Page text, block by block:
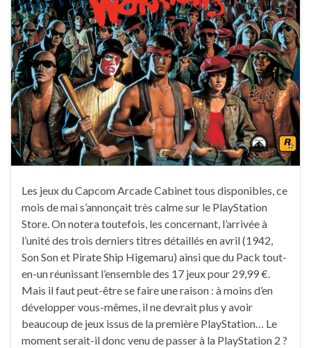
Les jeux du Capcom Arcade Cabinet tous disponibles, ce
mois de mai s’annonçait très calme sur le PlayStation
Store. On notera toutefois, les concernant, l’arrivée à
l’unité des trois derniers titres détaillés en avril (1942,
Son Son et Pirate Ship Higemaru) ainsi que du Pack tout-
en-un réunissant l’ensemble des 17 jeux pour 29,99 €.
Mais il faut peut-être se faire une raison : à moins d’en
développer vous-mêmes, il ne devrait plus y avoir
beaucoup de jeux issus de la première PlayStation… Le
moment serait-il donc venu de passer à la PlayStation 2 ?